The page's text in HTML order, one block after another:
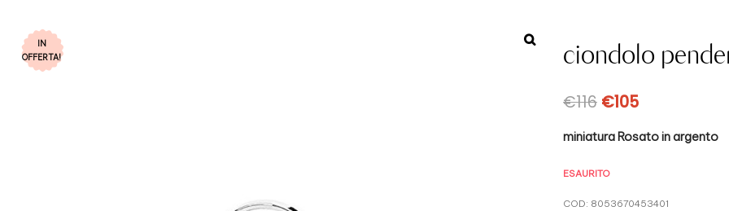
IN
OFFERTA!
ciondolo
€116 €105
miniatura Rosato in argento
ESAURITO
COD: 8053670453401